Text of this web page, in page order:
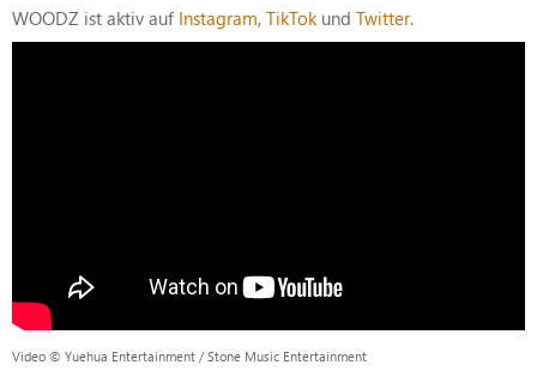
WOODZ ist aktiv auf Instagram, TikTok und Twitter.
Video © Yuehua Entertainment / Stone Music Entertainment